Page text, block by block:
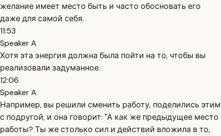
желание имеет место быть и часто обосновать его
даже для самой себя.
11:53
Speaker A
Хотя эта энергия должна была пойти на то, чтобы вы
реализовали задуманное.
12:06
Speaker A
Например, вы решили сменить работу, поделились этим
с подругой, и она говорит: "А как же предыдущее место
работы? Ты же столько сил и действий вложила в то,